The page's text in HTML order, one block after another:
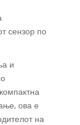
сензор по
и
ова е
на